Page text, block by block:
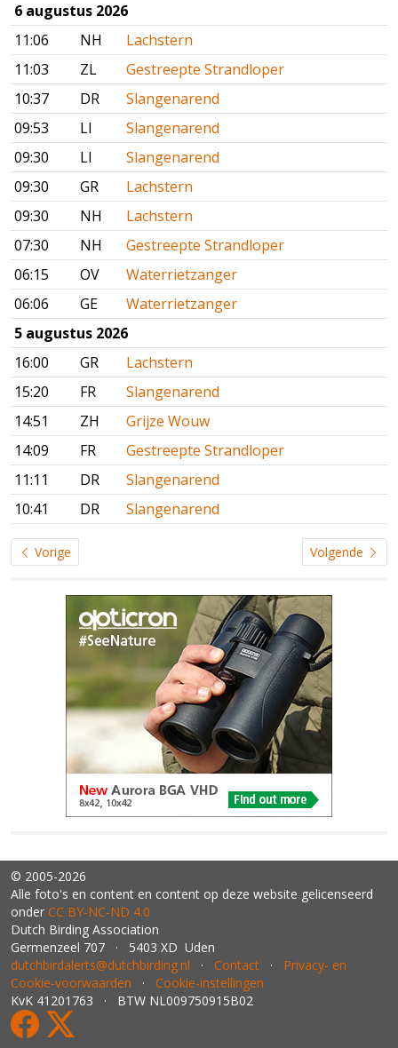
6 augustus 2026
11:06
NH
Lachstern
11:03
ZL
Gestreepte Strandloper
10:37
DR
Slangenarend
09:53
LI
Slangenarend
09:30
LI
Slangenarend
09:30
GR
Lachstern
09:30
NH
Lachstern
07:30
NH
Gestreepte Strandloper
06:15
OV
Waterrietzanger
06:06
GE
Waterrietzanger
5 augustus 2026
16:00
GR
Lachstern
15:20
FR
Slangenarend
14:51
ZH
Grijze Wouw
14:09
FR
Gestreepte Strandloper
11:11
DR
Slangenarend
10:41
DR Slangenarend
Vorige Volgende
© 2005-2026
Alle foto's en content en content op deze website gelicenseerd
onder CC BY‑NC‑ND 4.0
Dutch Birding Association
Germenzeel 707 · 5403 XD Uden
dutchbirdalerts@dutchbirding.nl · Contact · Privacy- en
Cookie-voorwaarden · Cookie-instellingen
KvK 41201763 · BTW NL009750915B02